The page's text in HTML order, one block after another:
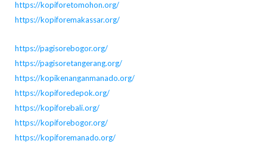
https://kopiforetomohon.org/
https://kopiforemakassar.org/
https://pagisorebogor.org/
https://pagisoretangerang.org/
https://kopikenanganmanado.org/
https://kopiforedepok.org/
https://kopiforebali.org/
https://kopiforebogor.org/
https://kopiforemanado.org/